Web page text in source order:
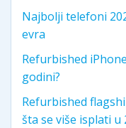
Najbolji telefoni
evra
Refurbished
godini?
Refurbished
šta se više isplati u